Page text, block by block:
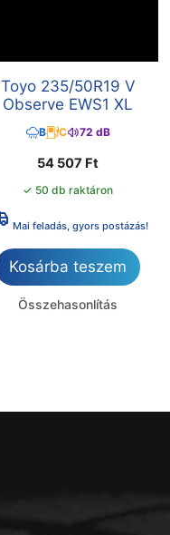
Toyo 235/50R19 V
Observe EWS1 XL
B C 72 dB
54 507 Ft
✓ 50 db raktáron
Mai feladás, gyors postázás!
Kosárba teszem
Összehasonlítás